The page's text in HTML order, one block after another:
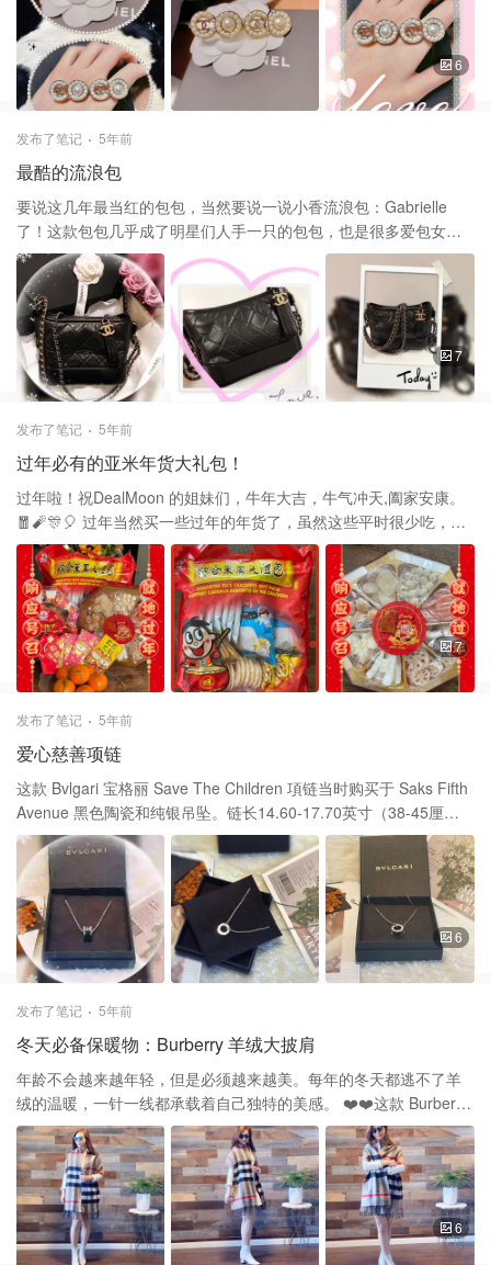
了这款发夹和一个胸针，太谢谢家属啦，虽然老父老妻！但是仍然
被他宠着。 运用品牌CoCo的模样，再以珍珠布满勾勒而成。其中C
的字母是用小珍珠拼接而成的！O的字母是有一颗大珍珠在正中，然
后由小珍珠围一圈，做工精致。将它佩戴在乌黑秀发上，更显精致
亮眼！ 谢谢大家的喜欢和支持❤️❤️
6
发布了笔记 5年前
最酷的流浪包
要说这几年最当红的包包，当然要说一说小香流浪包：Gabrielle
了！这款包包几乎成了明星们人手一只的包包，也是很多爱包女孩
儿今年的愿望清单上一定要入手一只的包包。 Gabrielle已经逐渐成
为了经典的包款，也有了属于自己的很有代表性的颜色。黑白拼
色、纯黑、蓝黑拼色和米黑拼色，都是Gabrielle很经典的颜色。米
色、白色和深蓝本身也是很耐看的颜色，和黑色拼色，完全不用考
虑过时的问题。 我的这款 Chanel 香奈儿 的流浪包购买于 Saks
Fifth Avenue ，当时原价$3100，现在是$4100! 我的这款是小号，
大小很适合身材娇小的亚洲女孩儿，背在身上大小合适，会有一点
可爱的感觉，比起正常size，更加适合年轻的女孩儿。小号的容量也
有很多很多，网上有人甚至总结了三十多种，大家也可以去探索一
下到底还有些什么背法，再玩出一些新花样来吧。 谢谢大家的支持
和喜欢❤️❤️
7
发布了笔记 5年前
过年必有的亚米年货大礼包！
过年啦！祝DealMoon 的姐妹们，牛年大吉，牛气冲天,阖家安康。
🧧🧨🎊🎈 过年当然买一些过年的年货了，虽然这些平时很少吃，但
是过年还是必须要有的。 1: 旺旺大礼包。购买于亚米网，每包$8.9
里面有很多 不同的米果。 2: 糖果礼盒，虽然甜了点，但是拿个好㝢
头！里面有糖冬瓜、糖橘子、糖莲藕、糖莲子等等。 3: 应子礼盒，
喜欢吃梅子的，这个全都是没有核的嘉应子。 4: 年桔、大吉大利🧧
5: 有雪花酥、和芝麻糖！多种口味，任君选择。 最后祝大家在新的
一年里一切顺利，身体健康。🧧🎈🧨❤️🎊
7
发布了笔记 5年前
爱心慈善项链
这款 Bvlgari 宝格丽 Save The Children 項链当时购买于 Saks Fifth
Avenue 黑色陶瓷和纯银吊坠。链长14.60-17.70英寸（38-45厘
米）。每一枚销售所得中的将捐献给“救助儿童会”。 当时宝格丽意
识到教育的力量越来越重要，因此自2009年以来便与“拯救儿童”组
织合作。宝格丽利用“拯救儿童”珠宝系列的收益来资助非营利组织的
活动，“珠宝”系列是定制设计的珠宝，灵感来自标志性的B.zero1
线。 当时想既可以做慈善又买到了心头的爱的东西，一举两得呢！
我的这一款慈善项链是前几年买的啦，现在网上已经没有卖，但是
有这系列的类似款。 BVLGARI B.zero1 18K Rose Gold & Black
6
发布了笔记 5年前
冬天必备保暖物：Burberry 羊绒大披肩
年龄不会越来越年轻，但是必须越来越美。每年的冬天都逃不了羊
绒的温暖，一针一线都承载着自己独特的美感。 ❤️❤️这款 Burberry
巴宝莉 的双面羊绒大披肩巾，购买于 Saks Fifth Avenue ，外层招
牌格纹内层黑色有2个口袋。100%羊绒，超柔软而厚实保暖！ ❤️❤️
品牌简介： 该品牌由21岁的Thomas Burberry于1856年创立，最初
的使命是时尚地抵御英国天气的侵扰-Burberry的标志性风衣诞生
了。 在1920年代，其著名的格纹图案被用作大衣的衬里。 现在，这
个传统品牌提供手袋，美容和儿童成衣，在创意总监Riccardo Tisci
6